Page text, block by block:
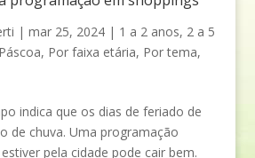
| mar 25, 2024| 1 a 2 anos, 2 a 5
Páscoa, Por faixa etária, Por tema,
indica que os dias de feriado de
de chuva. Uma programação
pela cidade pode cair bem.